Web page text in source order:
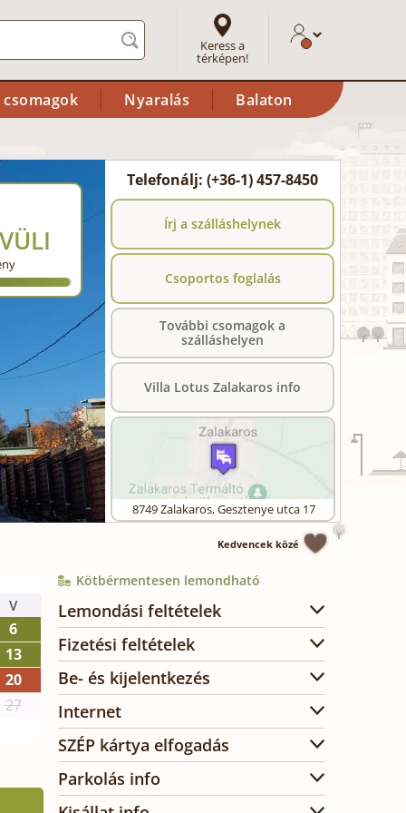
Keress a
térképen!
csomagok Nyaralás Balaton
Telefonálj: (+36-1) 457-8450
Írj a szálláshelynek
Csoportos foglalás
További csomagok a
szálláshelyen
Villa Lotus Zalakaros info
8749Zalakaros,Gesztenye utca 17
Kedvencek közé
V
6
13
20
27
Kötbérmentesen lemondható
Lemondási feltételek
Fizetési feltételek
Be- és kijelentkezés
Internet
SZÉP kártya elfogadás
Parkolás info